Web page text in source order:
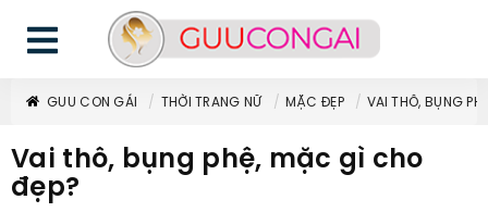
GUU CON GÁI THỜI TRANG NỮ MẶC ĐẸP VAI THÔ, BỤNG
Vai thô, bụng phệ, mặc gì cho
đẹp?